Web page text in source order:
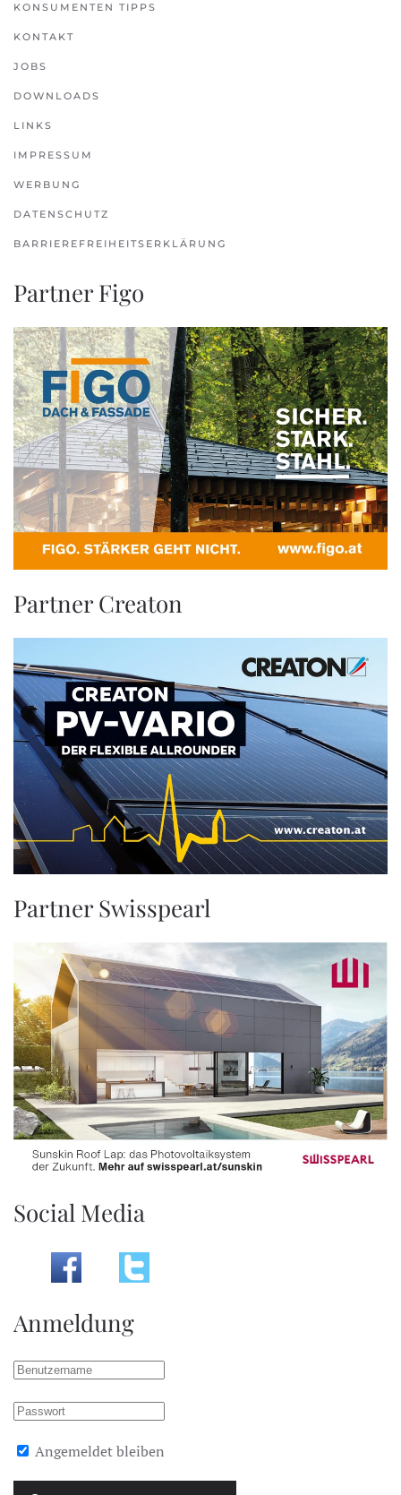
KONSUMENTEN TIPPS
KONTAKT
JOBS
DOWNLOADS
LINKS
IMPRESSUM
WERBUNG
DATENSCHUTZ
BARRIEREFREIHEITSERKLÄRUNG
Partner Figo
Partner Creaton
Partner Swisspearl
Social Media
Anmeldung
Angemeldet bleiben